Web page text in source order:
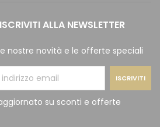
ISCRIVITI ALLA NEWSLETTER
nostre novità e le offerte speciali
su sconti e offerte